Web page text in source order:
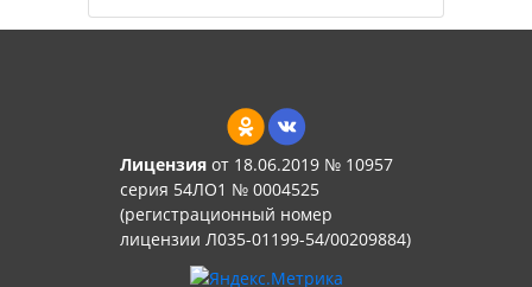
Лицензияот 18.06.2019 № 10957
серия 54ЛО1 № 0004525
(регистрационный номер
лицензии Л035-01199-54/00209884)